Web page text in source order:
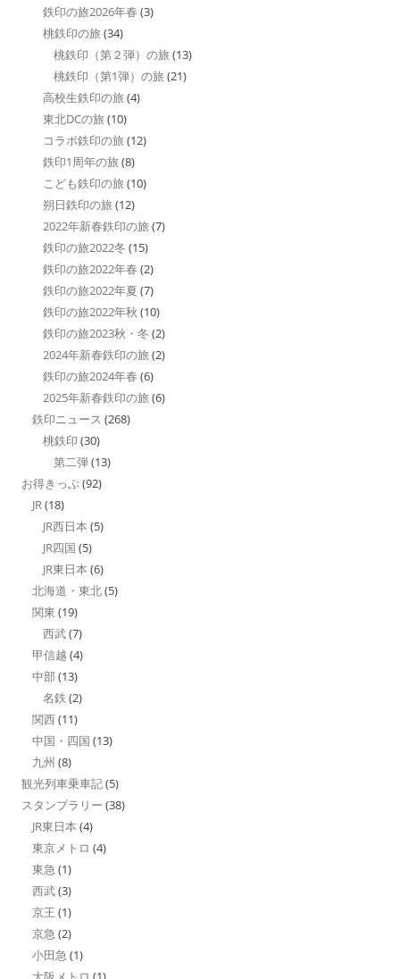
鉄印の旅2026年春 (3)
桃鉄印の旅 (34)
桃鉄印（第２弾）の旅 (13)
桃鉄印（第1弾）の旅 (21)
高校生鉄印の旅 (4)
東北DCの旅 (10)
コラボ鉄印の旅 (12)
鉄印1周年の旅 (8)
こども鉄印の旅 (10)
朔日鉄印の旅 (12)
2022年新春鉄印の旅 (7)
鉄印の旅2022冬 (15)
鉄印の旅2022年春 (2)
鉄印の旅2022年夏 (7)
鉄印の旅2022年秋 (10)
鉄印の旅2023秋・冬 (2)
2024年新春鉄印の旅 (2)
鉄印の旅2024年春 (6)
2025年新春鉄印の旅 (6)
鉄印ニュース (268)
桃鉄印 (30)
第二弾(13)
お得きっぷ(92)
JR(18)
JR西日本 (5)
JR四国 (5)
JR東日本 (6)
北海道・東北(5)
関東 (19)
西武(7)
甲信越 (4)
中部 (13)
名鉄 (2)
関西(11)
中国・四国 (13)
九州 (8)
観光列車乗車記(5)
スタンプラリー (38)
JR東日本 (4)
東京メトロ (4)
東急 (1)
西武(3)
京王 (1)
京急 (2)
小田急 (1)